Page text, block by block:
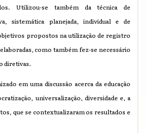
Utilizou-se também da técnica de
sistemática planejada, individual e de
propostos na utilização de registro
como também fez-se necessário
diretivas.
em uma discussão acerca da educação
universalização, diversidade e, a
que se contextualizaram os resultados e